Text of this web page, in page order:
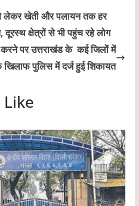
e
लेकर खेती और पलायन तक हर
क्षेत्रों से भी पहुंच रहे लोग
पर उत्तराखंड के कई जिलों में
पुलिस में दर्ज हुई शिकायत